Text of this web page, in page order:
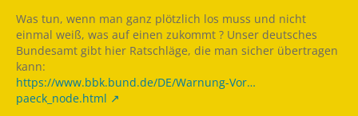
Was tun, wenn man ganz plötzlich los muss und nicht
einmal weiß, was auf einen zukommt ? Unser deutsches
Bundesamt gibt hier Ratschläge, die man sicher übertragen
kann:
https://www.bbk.bund.de/DE/Warnung-Vor…
paeck_node.html